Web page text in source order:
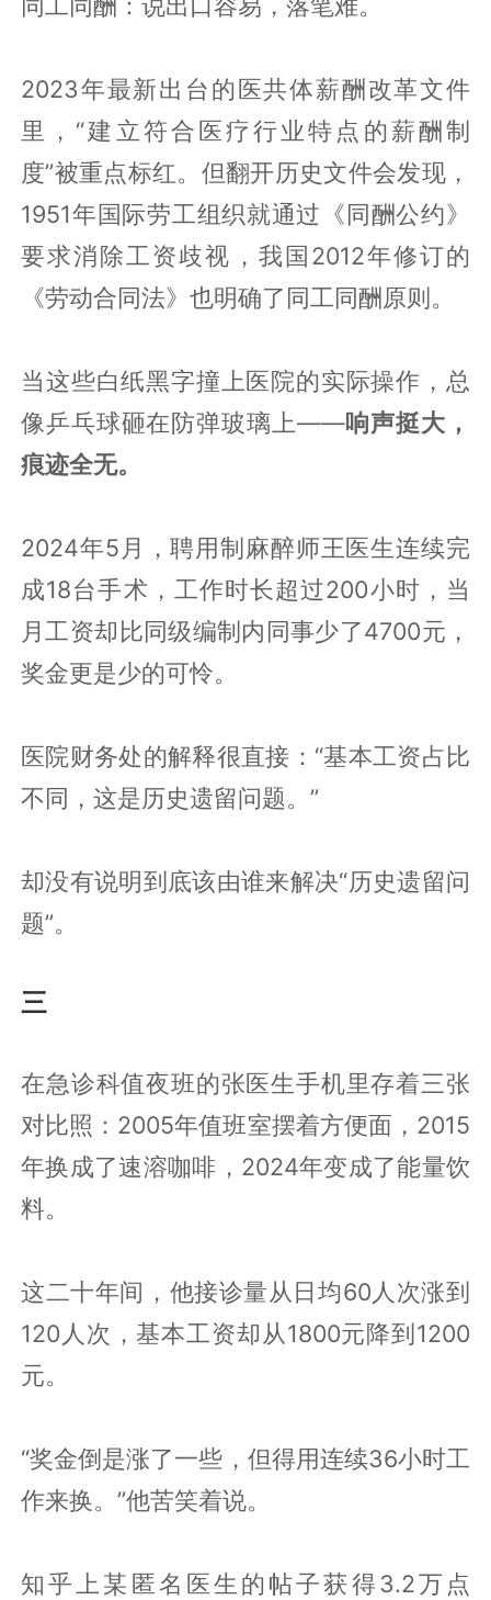
同工同酬：说出口容易，落笔难。
2023年最新出台的医共体薪酬改革文件
里，“建立符合医疗行业特点的薪酬制
度”被重点标红。但翻开历史文件会发现，
1951年国际劳工组织就通过《同酬公约》
要求消除工资歧视，我国2012年修订的
《劳动合同法》也明确了同工同酬原则。
当这些白纸黑字撞上医院的实际操作，总
像乒乓球砸在防弹玻璃上——响声挺大，
痕迹全无。
2024年5月，聘用制麻醉师王医生连续完
成18台手术，工作时长超过200小时，当
月工资却比同级编制内同事少了4700元，
奖金更是少的可怜。
医院财务处的解释很直接：“基本工资占比
不同，这是历史遗留问题。”
却没有说明到底该由谁来解决“历史遗留问
题”。
三
在急诊科值夜班的张医生手机里存着三张
对比照：2005年值班室摆着方便面，2015
年换成了速溶咖啡，2024年变成了能量饮
料。
这二十年间，他接诊量从日均60人次涨到
120人次，基本工资却从1800元降到1200
元。
“奖金倒是涨了一些，但得用连续36小时工
作来换。”他苦笑着说。
知乎上某匿名医生的帖子获得3.2万点